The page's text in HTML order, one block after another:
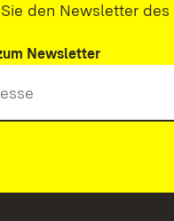
den Newsletter des
Newsletter